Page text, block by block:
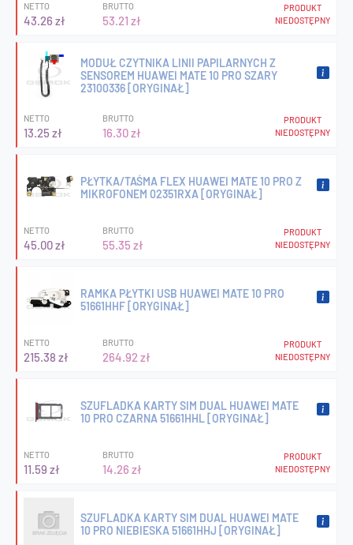
NETTO
43.26 zł
BRUTTO
53.21 zł
PRODUKT
NIEDOSTĘPNY
MODUŁ CZYTNIKA LINII PAPILARNYCH Z
SENSOREM HUAWEI MATE 10 PRO SZARY
23100336 [ORYGINAŁ]
NETTO
13.25 zł
BRUTTO
16.30 zł
PRODUKT
NIEDOSTĘPNY
PŁYTKA/TAŚMA FLEX HUAWEI MATE 10 PRO Z
MIKROFONEM 02351RXA [ORYGINAŁ]
NETTO
45.00 zł
BRUTTO
55.35 zł
PRODUKT
NIEDOSTĘPNY
RAMKA PŁYTKI USB HUAWEI MATE 10 PRO
51661HHF [ORYGINAŁ]
NETTO
215.38 zł
BRUTTO
264.92 zł
PRODUKT
NIEDOSTĘPNY
SZUFLADKA KARTY SIM DUAL HUAWEI MATE
10 PRO CZARNA 51661HHL [ORYGINAŁ]
NETTO
11.59 zł
BRUTTO
14.26 zł
PRODUKT
NIEDOSTĘPNY
SZUFLADKA KARTY SIM DUAL HUAWEI MATE
10 PRO NIEBIESKA 51661HHJ [ORYGINAŁ]